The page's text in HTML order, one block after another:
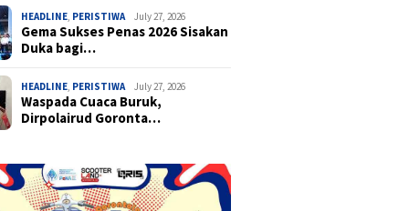
HEADLINE, PERISTIWA July 27, 2026
Gema Sukses Penas 2026 Sisakan
Duka bagi…
HEADLINE, PERISTIWA July 27, 2026
Waspada Cuaca Buruk,
Dirpolairud Goronta…